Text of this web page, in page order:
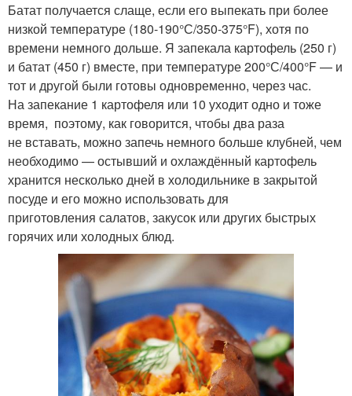
Батат получается слаще, если его выпекать при более
низкой температуре (180-190°С/350-375°F), хотя по
времени немного дольше. Я запекала картофель (250 г)
и батат (450 г) вместе, при температуре 200°С/400°F — и
тот и другой были готовы одновременно, через час.
На запекание 1 картофеля или 10 уходит одно и тоже
время, поэтому, как говорится, чтобы два раза
не вставать, можно запечь немного больше клубней, чем
необходимо — остывший и охлаждённый картофель
хранится несколько дней в холодильнике в закрытой
посуде и его можно использовать для
приготовления салатов, закусок или других быстрых
горячих или холодных блюд.